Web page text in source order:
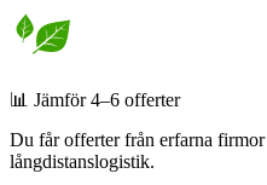
📊 Jämför 4–6 offerter
Du får offerter från erfarna
långdistanslogistik.